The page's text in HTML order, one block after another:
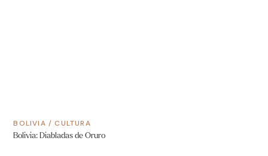
BOLIVIA /CULTURA
Bolivia: Diabladas de Oruro